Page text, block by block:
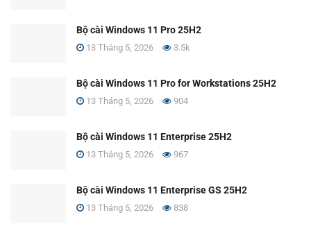
Bộ cài Windows 11 Pro 25H2
13 Tháng 5, 2026 3.5k
Bộ cài Windows 11 Pro for Workstations 25H2
13 Tháng 5, 2026 904
Bộ cài Windows 11 Enterprise 25H2
13 Tháng 5, 2026 967
Bộ cài Windows 11 Enterprise GS 25H2
13 Tháng 5, 2026 838